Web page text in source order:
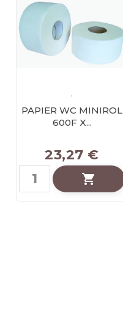
.
PAPIER WC MINIROL
600F X...
23,27 €
